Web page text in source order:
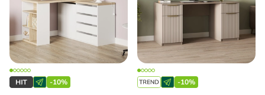
до
-10% -10%